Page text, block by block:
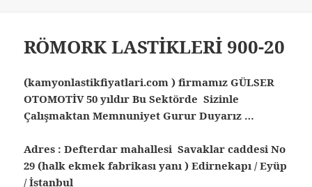
RÖMORK LASTİKLERİ 900-20
(kamyonlastikfiyatlari.com ) firmamız GÜLSER
OTOMOTİV 50 yıldır Bu Sektörde Sizinle
Çalışmaktan Memnuniyet Gurur Duyarız …
Adres : Defterdar mahallesi Savaklar caddesi No
29 (halk ekmek fabrikası yanı ) Edirnekapı / Eyüp
/ İstanbul